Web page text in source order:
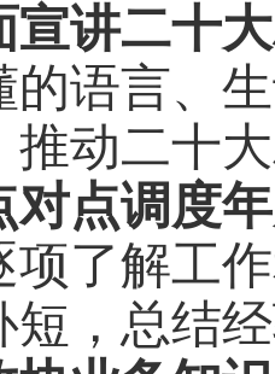
宣讲二十
的语言、
推动二十
对点调度
项了解工
短，总结